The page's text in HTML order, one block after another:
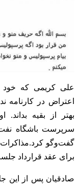
علی کریمی که خود
اعتراض در کارنامه
بهتر از بقیه
سرپرست باشگاه
گفت‌و‌گو
برای عقد قرارداد
صادقیان پس از